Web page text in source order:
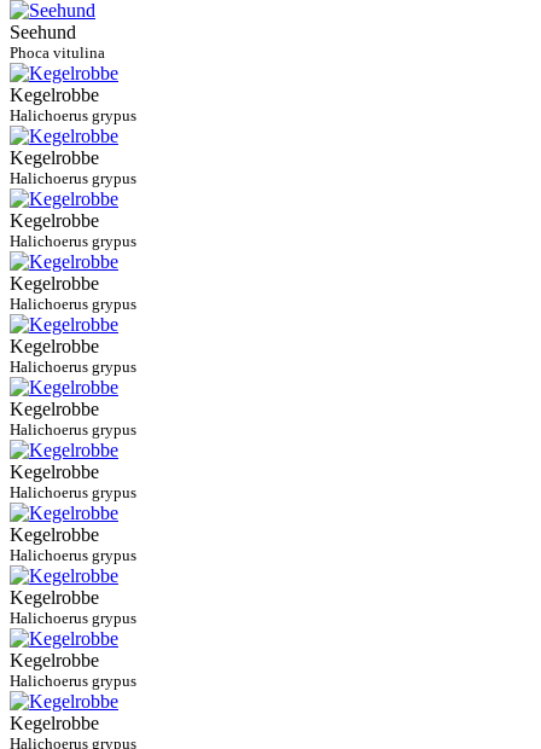
Seehund
Phoca vitulina
Kegelrobbe
Halichoerus grypus
Kegelrobbe
Halichoerus grypus
Kegelrobbe
Halichoerus grypus
Kegelrobbe
Halichoerus grypus
Kegelrobbe
Halichoerus grypus
Kegelrobbe
Halichoerus grypus
Kegelrobbe
Halichoerus grypus
Kegelrobbe
Halichoerus grypus
Kegelrobbe
Halichoerus grypus
Kegelrobbe
Halichoerus grypus
Kegelrobbe
Halichoerus grypus